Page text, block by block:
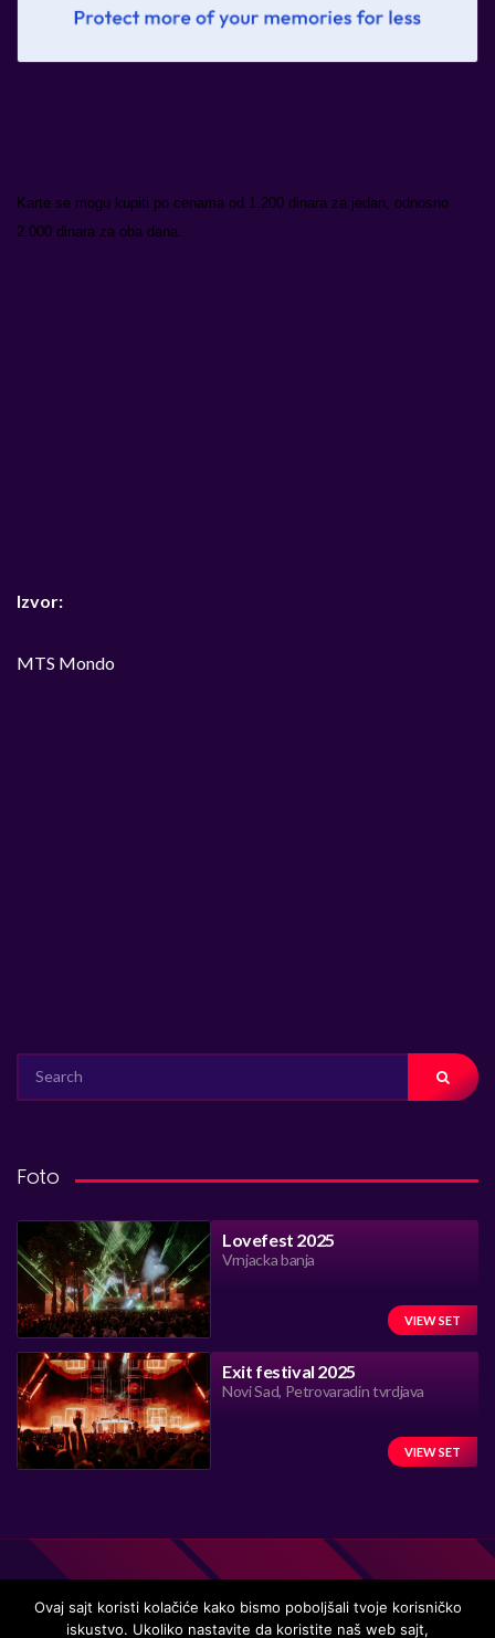
Karte se mogu kupiti po cenama od 1.200 dinara za jedan, odnosno
2.000 dinara za oba dana.
Izvor:
MTS Mondo
FOR:
Foto
Lovefest 2025
Vrnjacka banja
VIEW SET
Exit festival 2025
Novi Sad, Petrovaradin tvrdjava
VIEW SET
Ovaj sajt koristi kolačiće kako bismo poboljšali tvoje korisničko
iskustvo. Ukoliko nastavite da koristite naš web sajt,